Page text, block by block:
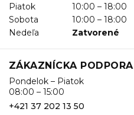
Piatok
10:00 – 18:00
Sobota
10:00 – 18:00
Nedeľa
Zatvorené
ZÁKAZNÍCKA PODPORA
Pondelok – Piatok
08:00 – 15:00
+421 37 202 13 50